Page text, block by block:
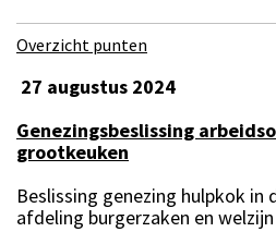
Overzicht punten
27 augustus 2024
Genezingsbeslissing
grootkeuken
Beslissing genezing hulpkok in
afdeling burgerzaken en